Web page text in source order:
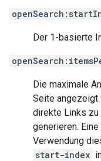
Der 1-basierte
Die maximale
Seite angezeigt
direkte Links zu
generieren.
Verwendung
start-index